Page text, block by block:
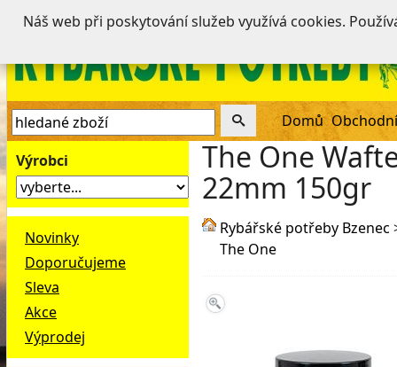
Domů
Výrobci
Novinky
Doporučujeme
Sleva
Akce
Výprodej
The One
22mm 150gr
Rybářské potřeby Bzenec
The One
Náš web při poskytování služeb využívá cookies.